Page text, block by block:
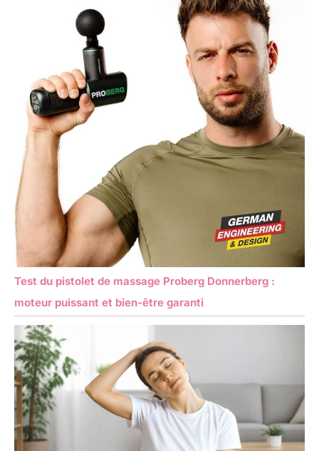
Test du pistolet de massage Proberg Donnerberg :
moteur puissant et bien-être garanti